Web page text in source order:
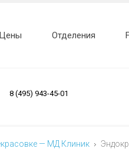
Цены Отделения
8 (495) 943-45-01
— МД Клиник